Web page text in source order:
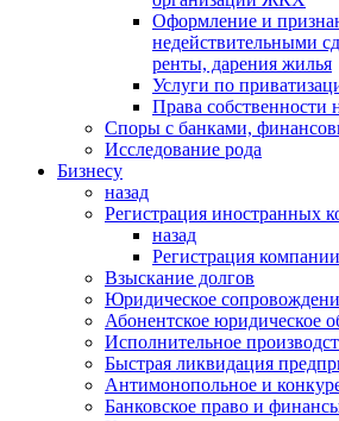
Оформление и
недействительными
ренты, дарения жилья
Услуги по
Права собственности
Cпоры с банками,
Исследование рода
Бизнесу
назад
Регистрация иностранных
назад
Регистрация
Взыскание долгов
Юридическое
Абонентское юридическое
Исполнительное
Быстрая ликвидация
Антимонопольное и
Банковское право и